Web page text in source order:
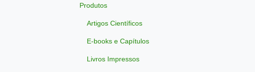
Produtos
Artigos Científicos
E-books e Capítulos
Livros Impressos